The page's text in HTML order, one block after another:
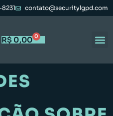
contato@securitylgpd.com
R$ 0,00 0